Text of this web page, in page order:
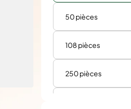
50 pièces
108 pièces
250 pièces